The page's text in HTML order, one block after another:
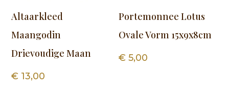
Altaarkleed
Maangodin
Drievoudige Maan
€ 13,00
Portemonnee Lotus
Ovale Vorm 15x9x8cm
€ 5,00